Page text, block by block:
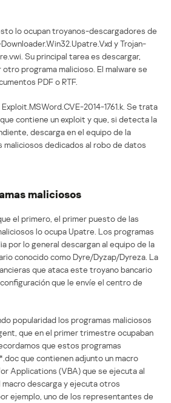
lo ocupan troyanos-descargadores de
y Trojan-
Su principal tarea es descargar,
programa malicioso. El malware se
PDF o RTF.
2014-1761.k. Se trata
contiene un exploit y que, si detecta la
descarga en el equipo de la
dedicados al robo de datos
maliciosos
el primero, el primer puesto de las
lo ocupa Upatre. Los programas
por lo general descargan al equipo de la
conocido como Dyre/Dyzap/Dyreza. La
que ataca este troyano bancario
que le envíe el centro de
popularidad los programas maliciosos
que en el primer trimestre ocupaban
que estos programas
que contienen adjunto un macro
Applications (VBA) que se ejecuta al
descarga y ejecuta otros
ejemplo, uno de los representantes de